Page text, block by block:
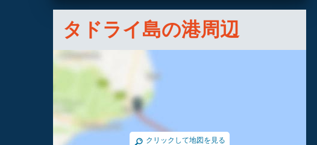
タドライ島の港周辺
クリックして地図を見る